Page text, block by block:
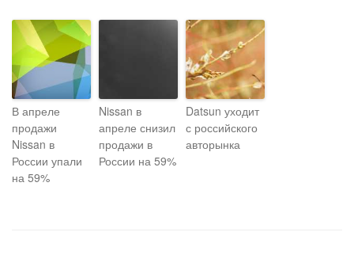
В апреле
продажи
Nissan в
России упали
на 59%
Nissan в
апреле снизил
продажи в
России на 59%
Datsun уходит
с российского
авторынка